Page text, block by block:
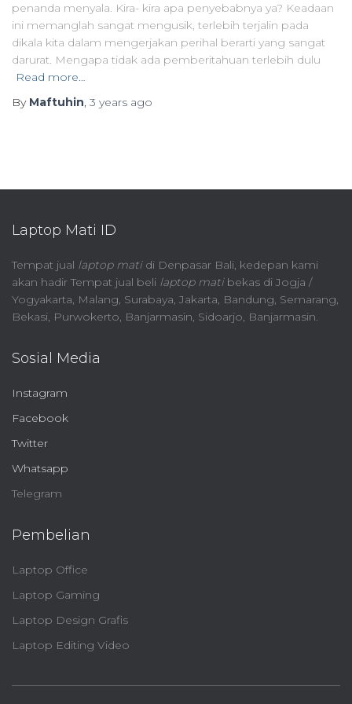
penanda menyala. Kira- kira apa penyebabnya ya? Keadaan
ini memanglah sangat mengusik, terlebih terjalin pada
dikala kita dalam mengerjakan perihal berarti yang sangat
darurat. Mengapa tidak ada pemberitahuan terlebih dulu
Read more…
By Maftuhin, 3 years ago
Laptop Mati ID
Tempat jual laptop matidi Denpasar Bali, kedepan kami
akan hadir Tempat jual beli laptop matibekas di Jogja /
Yogyakarta, Malang, Surabaya, Jakarta, Bandung, Semarang,
Bekasi, Purwokerto, Banjarmasin, Sidoarjo, Banjarmasin.
Sosial Media
Instagram
Facebook
Twitter
Whatsapp
Telegram
Pembelian
Laptop Office
Laptop Gaming
Laptop Design Grafis
Laptop Editing Video